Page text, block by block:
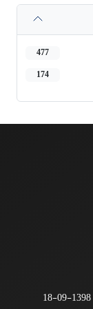
477
174
1398-09-18